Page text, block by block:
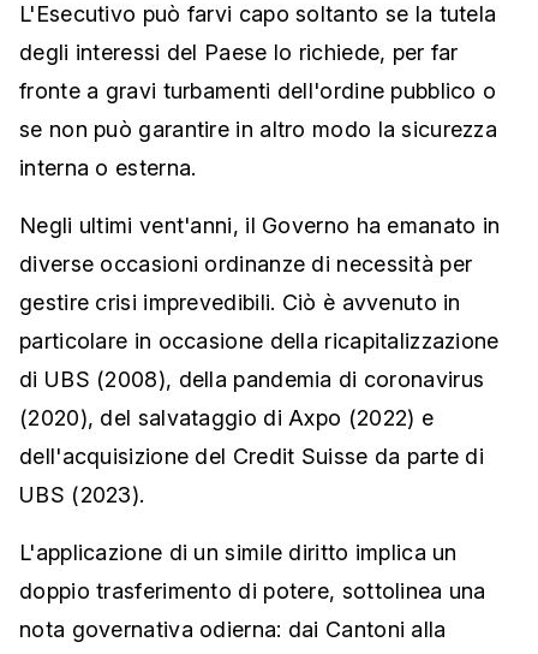
L'Esecutivo può farvi capo soltanto se la tutela
degli interessi del Paese lo richiede, per far
fronte a gravi turbamenti dell'ordine pubblico o
se non può garantire in altro modo la sicurezza
interna o esterna.
Negli ultimi vent'anni, il Governo ha emanato in
diverse occasioni ordinanze di necessità per
gestire crisi imprevedibili. Ciò è avvenuto in
particolare in occasione della ricapitalizzazione
di UBS (2008), della pandemia di coronavirus
(2020), del salvataggio di Axpo (2022) e
dell'acquisizione del Credit Suisse da parte di
UBS (2023).
L'applicazione di un simile diritto implica un
doppio trasferimento di potere, sottolinea una
nota governativa odierna: dai Cantoni alla